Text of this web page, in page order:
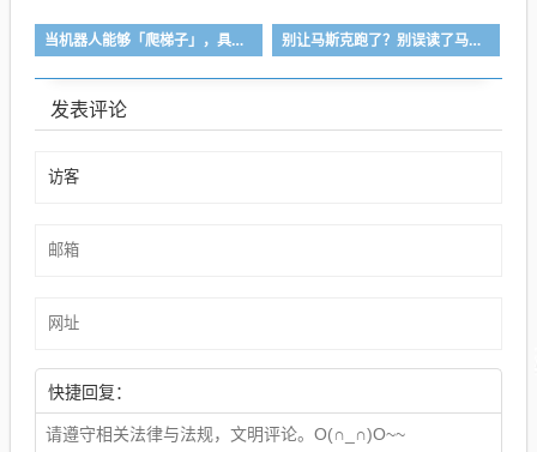
当机器人能够「爬梯子」，具身智能的验收季开始了 别让马斯克跑了？别误读了马斯克的命门
发表评论
快捷回复：